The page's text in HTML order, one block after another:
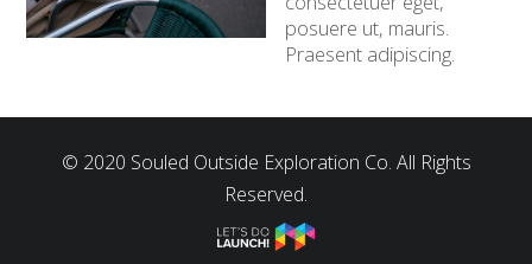
posuere ut, mauris.
Praesent adipiscing.
© 2020 Souled Outside Exploration Co. All Rights
Reserved.